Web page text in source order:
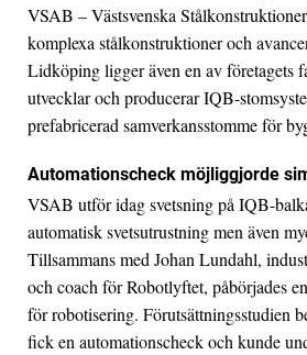
VSAB – Västsvenska
komplexa stålkonstruktioner och
Lidköping ligger även en av företagets
utvecklar och producerar IQB-
prefabricerad samverkansstomme för
Automationscheck möjliggjorde
VSAB utför idag svetsning på IQB-
automatisk svetsutrustning men även
Tillsammans med Johan Lundahl,
och coach för Robotlyftet, påbörjades
för robotisering. Förutsättningsstudien
fick en automationscheck och kunde